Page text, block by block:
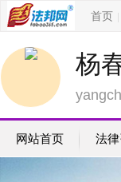
首页
杨
网站首页 法